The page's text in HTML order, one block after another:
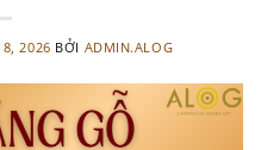
2026 BỞI ADMIN.ALOG